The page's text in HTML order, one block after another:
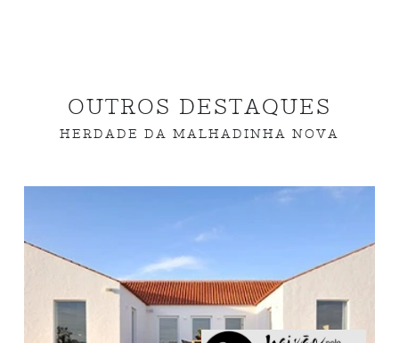
OUTROS DESTAQUES
HERDADE DA MALHADINHA NOVA